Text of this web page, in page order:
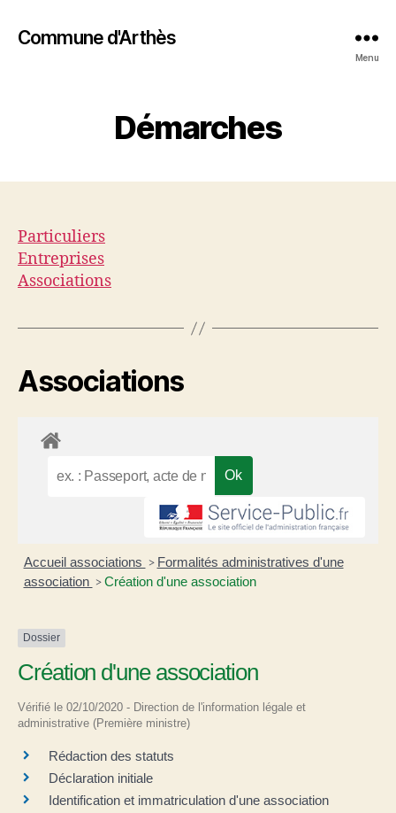
Commune d'Arthès
Menu
Démarches
Particuliers
Entreprises
Associations
Associations
Accueil associations > Formalités administratives d'une
association > Création d'une association
Dossier
Création d'une association
Vérifié le 02/10/2020 - Direction de l'information légale et
administrative (Première ministre)
Rédaction des statuts
Déclaration initiale
Identification et immatriculation d'une association